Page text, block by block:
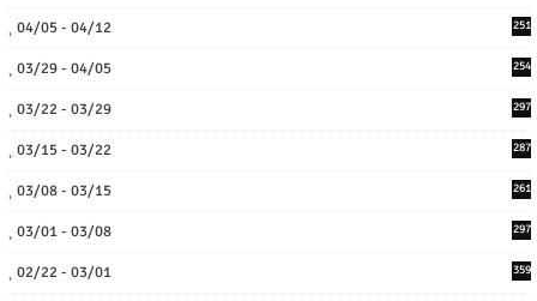
04/05 - 04/12 251
03/29 - 04/05 254
03/22 - 03/29 297
03/15 - 03/22 287
03/08 - 03/15 261
03/01 - 03/08 297
02/22 - 03/01 359